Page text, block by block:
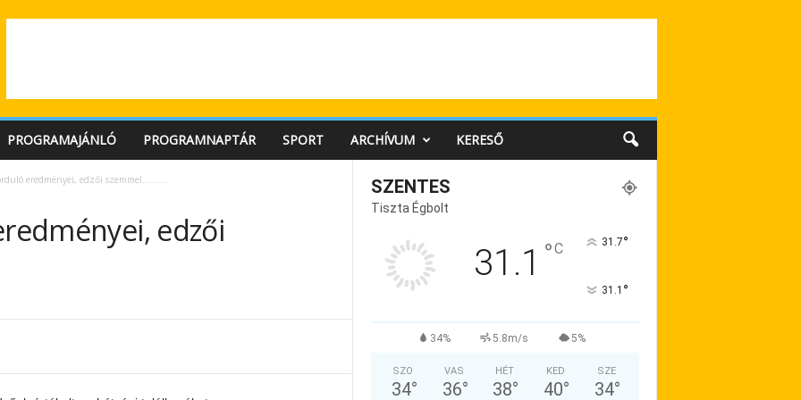
PROGRAMAJÁNLÓ PROGRAMNAPTÁR SPORT ARCHÍVUM KERESŐ
eredményei, edzői szemmel……….
edzői
SZENTES
Tiszta Égbolt
31.1 °C 31.7°
31.1 °
34% 5.8m/s 5%
SZO
34°
VAS
36°
HÉT
38°
KED
40°
SZE
34°